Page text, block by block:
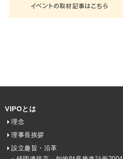
VIPOとは
理念
理事長挨拶
設立趣旨・沿革